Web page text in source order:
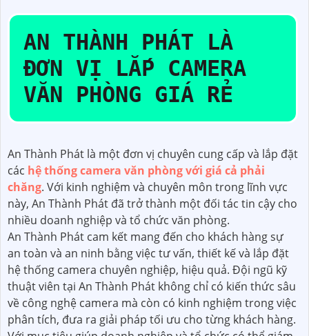
AN THÀNH PHÁT LÀ
ĐƠN VỊ LẮP CAMERA
VĂN PHÒNG GIÁ RẺ
An Thành Phát là một đơn vị chuyên cung cấp và lắp đặt
các hệ thống camera văn phòng với giá cả phải
chăng. Với kinh nghiệm và chuyên môn trong lĩnh vực
này, An Thành Phát đã trở thành một đối tác tin cậy cho
nhiều doanh nghiệp và tổ chức văn phòng.
An Thành Phát cam kết mang đến cho khách hàng sự
an toàn và an ninh bằng việc tư vấn, thiết kế và lắp đặt
hệ thống camera chuyên nghiệp, hiệu quả. Đội ngũ kỹ
thuật viên tại An Thành Phát không chỉ có kiến thức sâu
về công nghệ camera mà còn có kinh nghiệm trong việc
phân tích, đưa ra giải pháp tối ưu cho từng khách hàng.